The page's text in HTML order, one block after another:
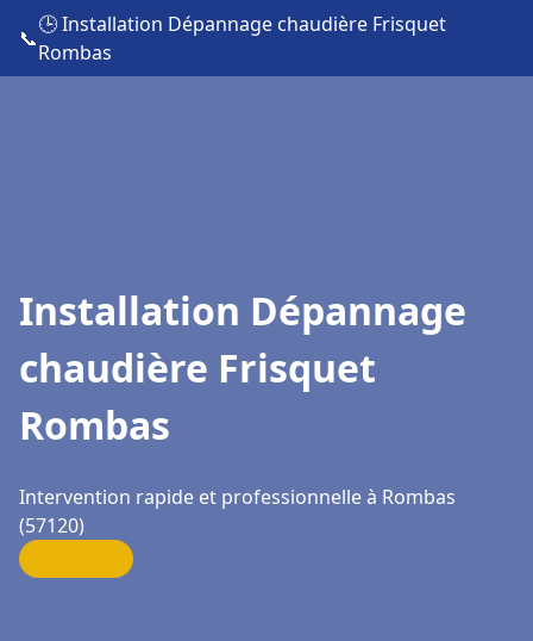
📞
🕒 Installation Dépannage chaudière Frisquet
Rombas
Installation Dépannage
chaudière Frisquet
Rombas
Intervention rapide et professionnelle à Rombas
(57120)